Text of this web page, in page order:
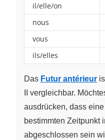
il/elle/on
nous
vous
ils/elles
Das Futur antérieur
II vergleichbar.
ausdrücken, dass
bestimmten Zeitpunkt
abgeschlossen sein